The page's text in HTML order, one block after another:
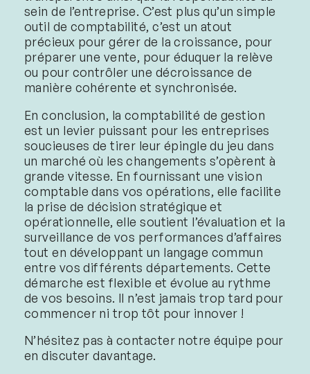
sein de l’entreprise. C’est plus qu’un simple
outil de comptabilité, c’est un atout
précieux pour gérer de la croissance, pour
préparer une vente, pour éduquer la relève
ou pour contrôler une décroissance de
manière cohérente et synchronisée.
En conclusion, la comptabilité de gestion
est un levier puissant pour les entreprises
soucieuses de tirer leur épingle du jeu dans
un marché où les changements s’opèrent à
grande vitesse. En fournissant une vision
comptable dans vos opérations, elle facilite
la prise de décision stratégique et
opérationnelle, elle soutient l’évaluation et la
surveillance de vos performances d’affaires
tout en développant un langage commun
entre vos différents départements. Cette
démarche est flexible et évolue au rythme
de vos besoins. Il n’est jamais trop tard pour
commencer ni trop tôt pour innover !
N’hésitez pas à contacter notre équipe pour
en discuter davantage.